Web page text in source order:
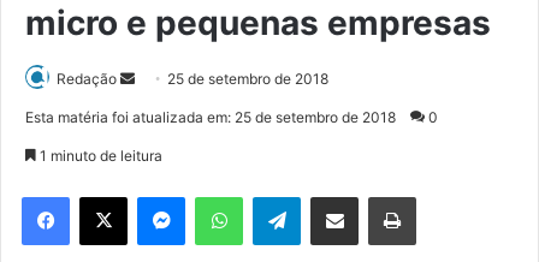
micro e pequenas empresas
Redação
d
e
m
25 de setembro de 2018
Esta matéria foi atualizada em: 25 de setembro de 2018 0
1 minuto de leitura
Telegram